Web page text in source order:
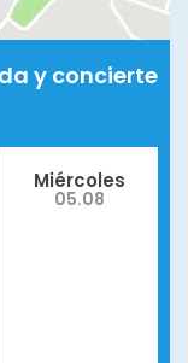
y concierte
Miércoles
05.08